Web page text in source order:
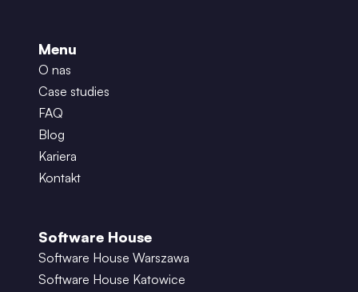
Menu
O nas
Case studies
FAQ
Blog
Kariera
Kontakt
Software House
Software House Warszawa
Software House Katowice